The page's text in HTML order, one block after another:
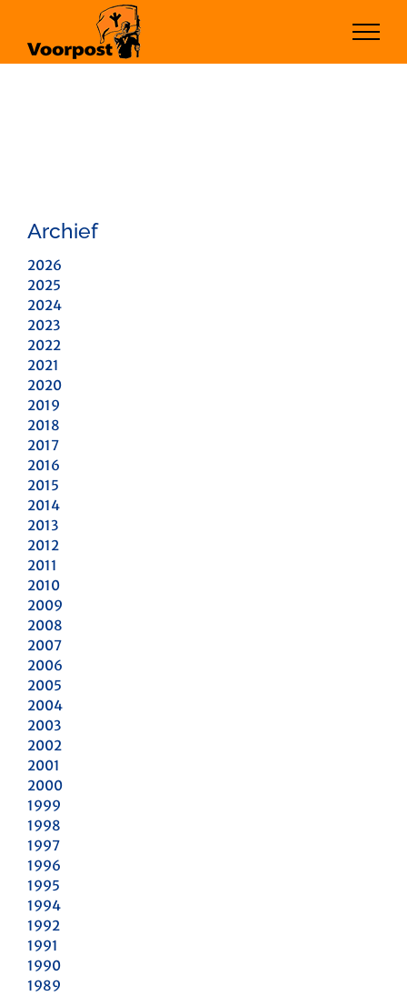
inhoud
Archief
2026
2025
2024
2023
2022
2021
2020
2019
2018
2017
2016
2015
2014
2013
2012
2011
2010
2009
2008
2007
2006
2005
2004
2003
2002
2001
2000
1999
1998
1997
1996
1995
1994
1992
1991
1990
1989